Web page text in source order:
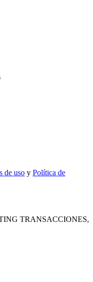
de uso y Política de
TRANSACCIONES,